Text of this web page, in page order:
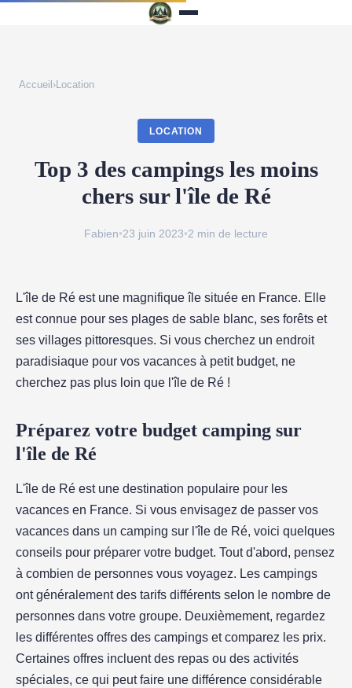
Accueil ›Location
LOCATION
Top 3 des campings les moins
chers sur l'île de Ré
Fabien•23 juin 2023•2 min de lecture
L'île de Ré est une magnifique île située en France. Elle
est connue pour ses plages de sable blanc, ses forêts et
ses villages pittoresques. Si vous cherchez un endroit
paradisiaque pour vos vacances à petit budget, ne
cherchez pas plus loin que l'île de Ré !
Préparez votre budget camping sur
l'île de Ré
L'île de Ré est une destination populaire pour les
vacances en France. Si vous envisagez de passer vos
vacances dans un camping sur l'île de Ré, voici quelques
conseils pour préparer votre budget. Tout d'abord, pensez
à combien de personnes vous voyagez. Les campings
ont généralement des tarifs différents selon le nombre de
personnes dans votre groupe. Deuxièmement, regardez
les différentes offres des campings et comparez les prix.
Certaines offres incluent des repas ou des activités
spéciales, ce qui peut faire une différence considérable